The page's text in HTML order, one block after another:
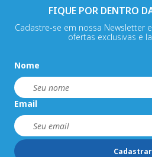
FIQUE POR DENTRO
Cadastre-se em nossa Newsletter
ofertas exclusivas e
Nome
Email
Cadastrar